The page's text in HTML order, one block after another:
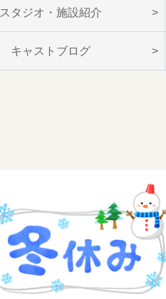
スタジオ・施設紹介
キャストブログ